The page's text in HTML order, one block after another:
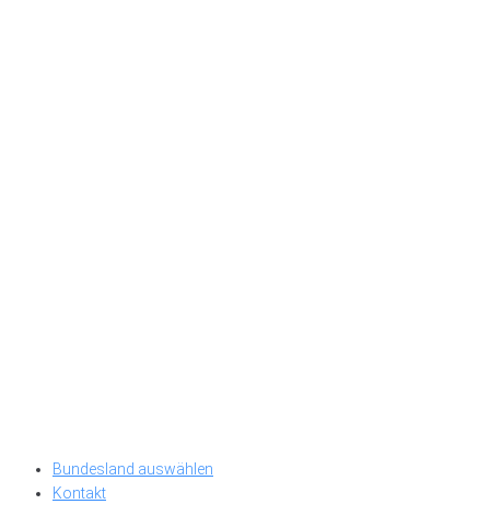
Bundesland auswählen
Kontakt